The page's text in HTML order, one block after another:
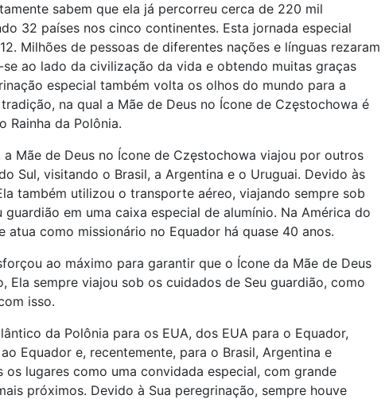
sabem que ela já percorreu cerca de 220 mil
32 países nos cinco continentes. Esta jornada especial
Milhões de pessoas de diferentes nações e línguas rezaram
ao lado da civilização da vida e obtendo muitas graças
especial também volta os olhos do mundo para a
na qual a Mãe de Deus no Ícone de Częstochowa é
Rainha da Polônia.
a Mãe de Deus no Ícone de Częstochowa viajou por outros
Sul, visitando o Brasil, a Argentina e o Uruguai. Devido às
também utilizou o transporte aéreo, viajando sempre sob
guardião em uma caixa especial de alumínio. Na América do
atua como missionário no Equador há quase 40 anos.
ao máximo para garantir que o Ícone da Mãe de Deus
sempre viajou sob os cuidados de Seu guardião, como
isso.
da Polônia para os EUA, dos EUA para o Equador,
Equador e, recentemente, para o Brasil, Argentina e
lugares como uma convidada especial, com grande
próximos. Devido à Sua peregrinação, sempre houve